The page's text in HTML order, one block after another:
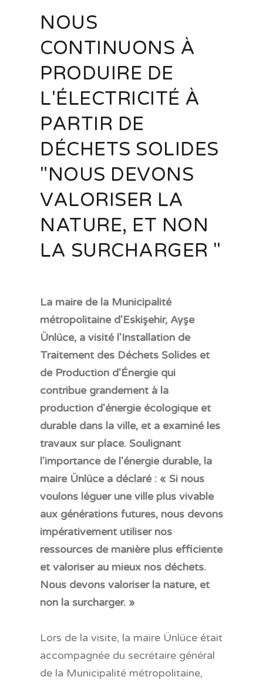
NOUS
CONTINUONS À
PRODUIRE DE
L'ÉLECTRICITÉ À
PARTIR DE
DÉCHETS SOLIDES
"NOUS DEVONS
VALORISER LA
NATURE, ET NON
LA SURCHARGER "
La maire de la Municipalité
métropolitaine d'Eskişehir, Ayşe
Ünlüce, a visité l'Installation de
Traitement des Déchets Solides et
de Production d'Énergie qui
contribue grandement à la
production d'énergie écologique et
durable dans la ville, et a examiné les
travaux sur place. Soulignant
l'importance de l'énergie durable, la
maire Ünlüce a déclaré : « Si nous
voulons léguer une ville plus vivable
aux générations futures, nous devons
impérativement utiliser nos
ressources de manière plus efficiente
et valoriser au mieux nos déchets.
Nous devons valoriser la nature, et
non la surcharger. »
Lors de la visite, la maire Ünlüce était
accompagnée du secrétaire général
de la Municipalité métropolitaine,